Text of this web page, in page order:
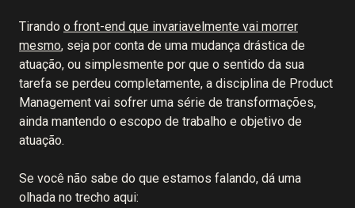
Tirando o front-end que invariavelmente vai morrer
mesmo, seja por conta de uma mudança drástica de
atuação, ou simplesmente por que o sentido da sua
tarefa se perdeu completamente, a disciplina de Product
Management vai sofrer uma série de transformações,
ainda mantendo o escopo de trabalho e objetivo de
atuação.
Se você não sabe do que estamos falando, dá uma
olhada no trecho aqui: